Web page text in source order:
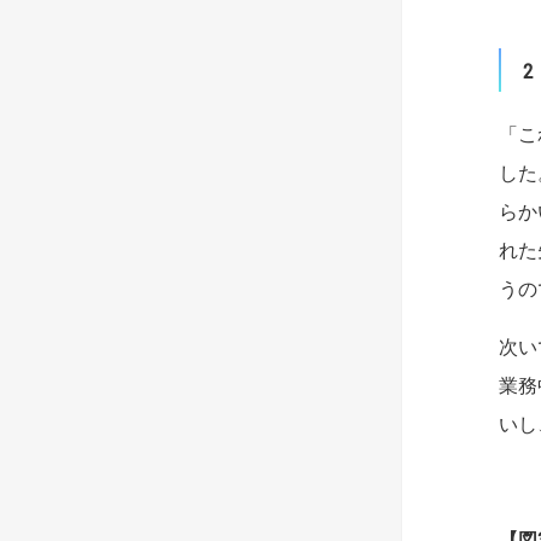
2
「
し
ら
れ
う
次
業
い